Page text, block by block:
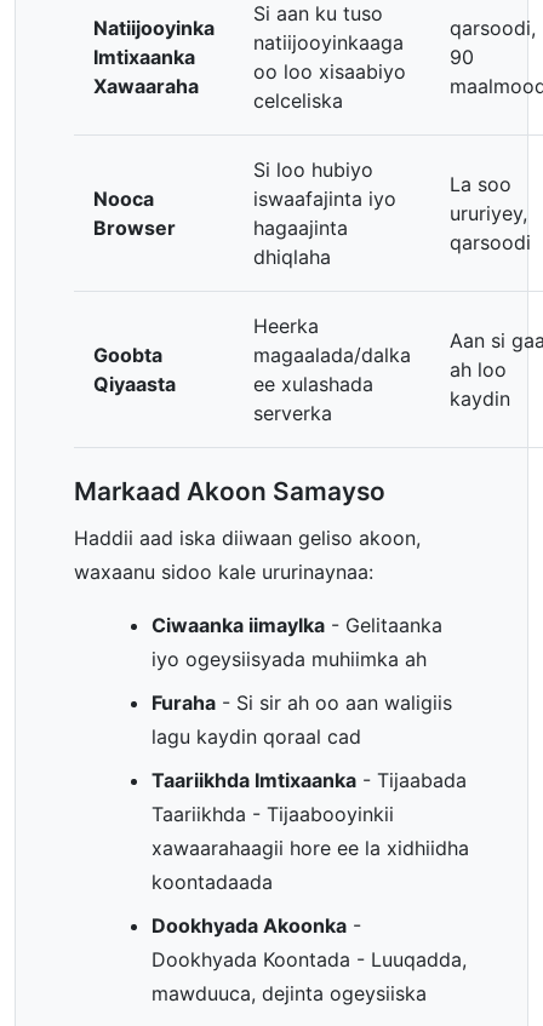
Natiijooyinka
Imtixaanka
Xawaaraha
Si aan ku tuso
natiijooyinkaaga
oo loo xisaabiyo
celceliska
qarsoodi,
90
Nooca
Browser
Si loo hubiyo
iswaafajinta iyo
hagaajinta
dhiqlaha
La soo
ururiyey,
qarsoodi
Goobta
Qiyaasta
Heerka
magaalada/dalka
ee xulashada
serverka
Aan si
ah loo
kaydin
Markaad Akoon Samayso
Haddii aad iska diiwaan geliso akoon,
waxaanu sidoo kale ururinaynaa:
Ciwaanka iimaylka - Gelitaanka
iyo ogeysiisyada muhiimka ah
Furaha - Si sir ah oo aan waligiis
lagu kaydin qoraal cad
Taariikhda Imtixaanka - Tijaabada
Taariikhda - Tijaabooyinkii
xawaarahaagii hore ee la xidhiidha
koontadaada
Dookhyada Akoonka -
Dookhyada Koontada - Luuqadda,
mawduuca, dejinta ogeysiiska